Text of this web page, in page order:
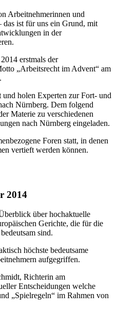
Arbeitnehmerinnen und
das ist für uns ein Grund, mit
in der
erstmals der
„Arbeitsrecht im Advent“ am
holen Experten zur Fort- und
Nürnberg. Dem folgend
Materie zu verschiedenen
nach Nürnberg eingeladen.
Foren statt, in denen
vertieft werden können.
2014
über hochaktuelle
Gerichte, die für die
sind.
höchste bedeutsame
aufgegriffen.
Richterin am
Entscheidungen welche
„Spielregeln“ im Rahmen von